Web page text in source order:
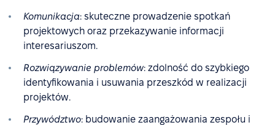
Komunikacja: skuteczne prowadzenie spotkań
projektowych oraz przekazywanie informacji
interesariuszom.
Rozwiązywanie problemów: zdolność do szybkiego
identyfikowania i usuwania przeszkód w realizacji
projektów.
Przywództwo: budowanie zaangażowania zespołu i